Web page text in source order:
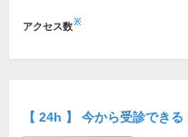
アクセス数※
【 24h 】 今から受診できる